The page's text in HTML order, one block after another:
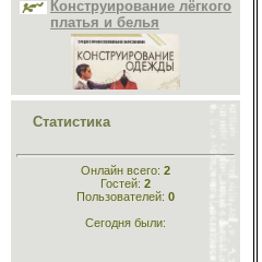
Конструирование
Статистика
Онлайн всего: 2
Гостей: 2
Пользователей: 0
Сегодня были: